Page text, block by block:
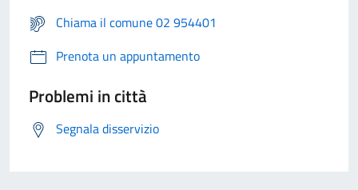
Chiama il comune 02 954401
Prenota un appuntamento
Problemi in città
Segnala disservizio